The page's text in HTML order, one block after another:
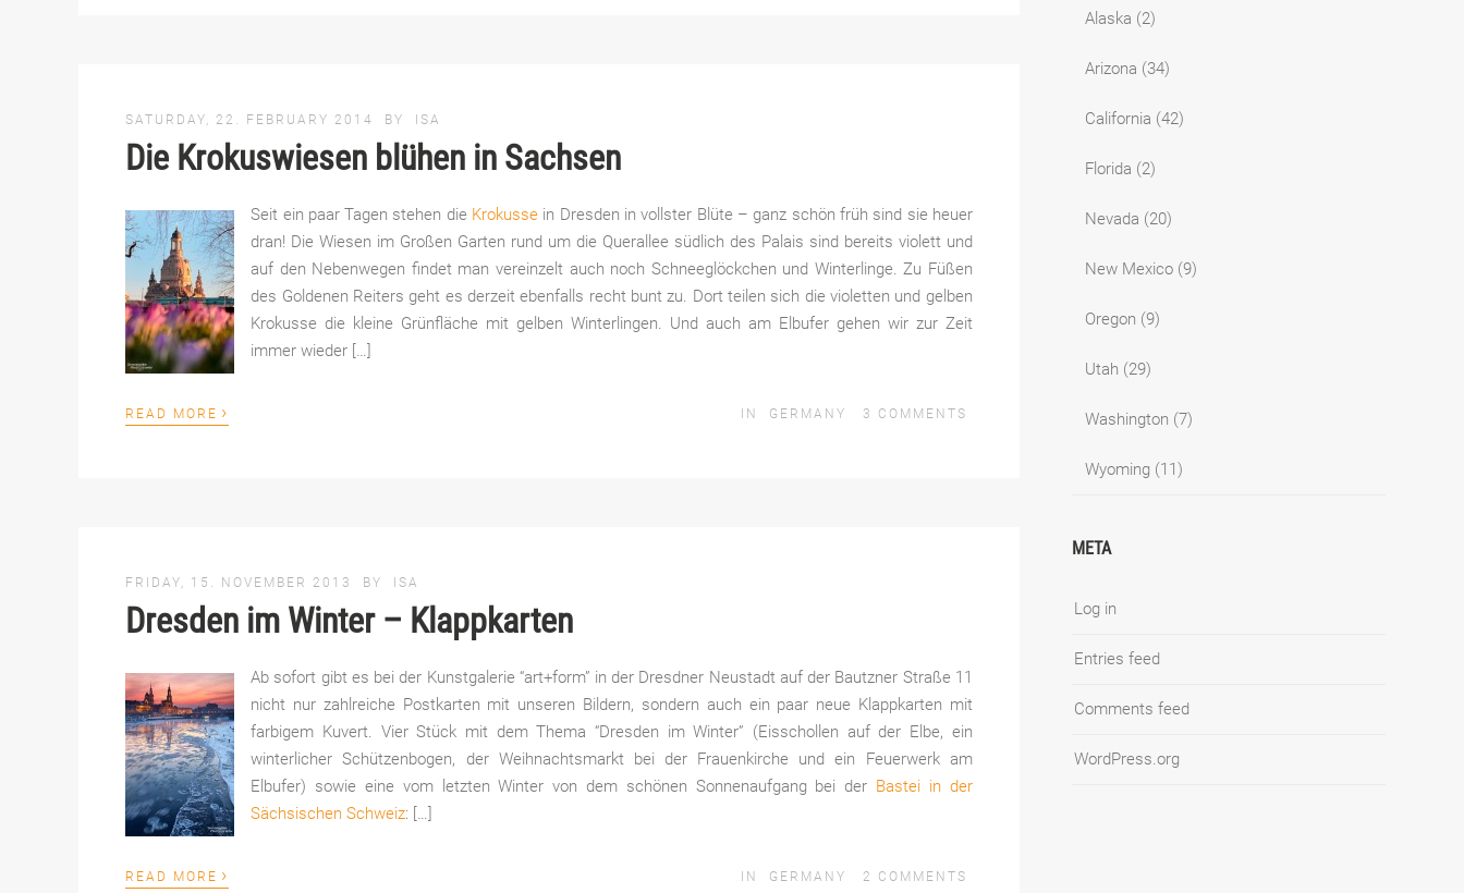
SATURDAY, 22. FEBRUARY 2014 BY ISA
Die Krokuswiesen blühen in Sachsen
Seit ein paar Tagen stehen die Krokusse in Dresden in vollster Blüte – ganz schön früh sind sie heuer
dran! Die Wiesen im Großen Garten rund um die Querallee südlich des Palais sind bereits violett und
auf den Nebenwegen findet man vereinzelt auch noch Schneeglöckchen und Winterlinge. Zu Füßen
des Goldenen Reiters geht es derzeit ebenfalls recht bunt zu. Dort teilen sich die violetten und gelben
Krokusse die kleine Grünfläche mit gelben Winterlingen. Und auch am Elbufer gehen wir zur Zeit
immer wieder […]
READ MORE › IN GERMANY 3 COMMENTS
FRIDAY, 15. NOVEMBER 2013 BY ISA
Dresden im Winter – Klappkarten
Ab sofort gibt es bei der Kunstgalerie “art+form” in der Dresdner Neustadt auf der Bautzner Straße 11
nicht nur zahlreiche Postkarten mit unseren Bildern, sondern auch ein paar neue Klappkarten mit
farbigem Kuvert. Vier Stück mit dem Thema “Dresden im Winter” (Eisschollen auf der Elbe, ein
winterlicher Schützenbogen, der Weihnachtsmarkt bei der Frauenkirche und ein Feuerwerk am
Elbufer) sowie eine vom letzten Winter von dem schönen Sonnenaufgang bei der Bastei in der
Sächsischen Schweiz: […]
READ MORE › IN GERMANY 2 COMMENTS
Alaska (2)
Arizona (34)
California (42)
Florida (2)
Nevada (20)
New Mexico (9)
Oregon (9)
Utah (29)
Washington (7)
Wyoming (11)
META
Log in
Entries feed
Comments feed
WordPress.org